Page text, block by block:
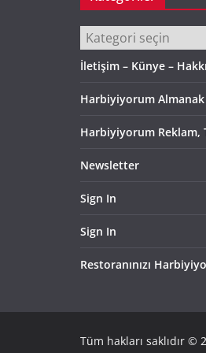
Kategoriler
İletişim – Künye –
Harbiyiyorum Almanak
Harbiyiyorum Reklam,
Newsletter
Sign In
Sign In
Restoranınızı
Tüm hakları saklıdır ©